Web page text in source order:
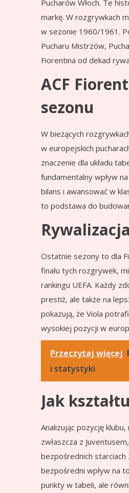
Pucharów Włoch. Te
markę. W rozgrywkach
w sezonie 1960/1961.
Pucharu Mistrzów,
Fiorentina od dekad
ACF
sezonu
W bieżących
w europejskich
znaczenie dla układu
fundamentalny wpływ na
bilans i awansować w
to podstawa do
Ostatnie sezony to dla
finału tych rozgrywek,
rankingu UEFA. Każdy
prestiż, ale także na
pokazują, że Viola
wysokiej pozycji w
Przeczytaj więcej
i statystyki
Jak
Analizując pozycję
zwłaszcza z
bezpośrednich starciach
bezpośredni wpływ na
punkty w tabeli, ale